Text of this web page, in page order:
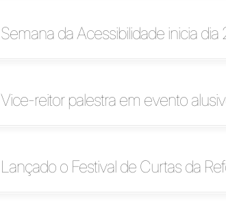
Semana da Acessibilidade inicia
Vice-reitor palestra em evento
Lançado o Festival de Curtas da